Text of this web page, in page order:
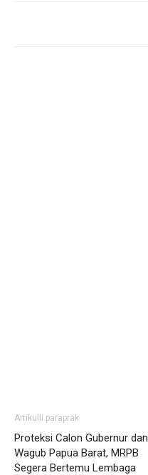
Artikulli paraprak
Proteksi Calon Gubernur dan
Wagub Papua Barat, MRPB
Segera Bertemu Lembaga